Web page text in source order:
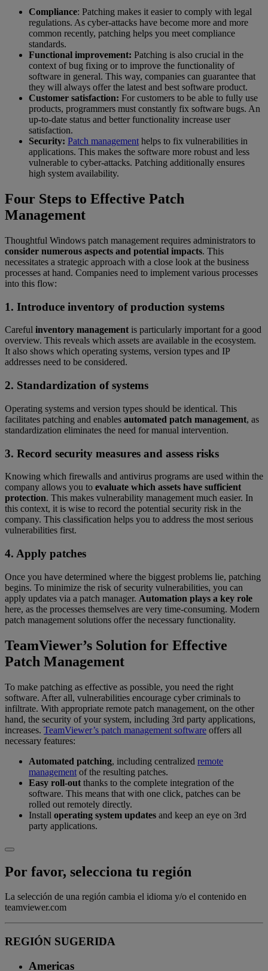
Compliance: Patching makes it easier to comply with legal
regulations. As cyber-attacks have become more and more
common recently, patching helps you meet compliance
standards.
Functional improvement: Patching is also crucial in the
context of bug fixing or to improve the functionality of
software in general. This way, companies can guarantee that
they will always offer the latest and best software product.
Customer satisfaction: For customers to be able to fully use
products, programmers must constantly fix software bugs. An
up-to-date status and better functionality increase user
satisfaction.
Security: Patch management helps to fix vulnerabilities in
applications. This makes the software more robust and less
vulnerable to cyber-attacks. Patching additionally ensures
high system availability.
Four Steps to Effective Patch
Management
Thoughtful Windows patch management requires administrators to
consider numerous aspects and potential impacts. This
necessitates a strategic approach with a close look at the business
processes at hand. Companies need to implement various processes
into this flow:
1. Introduce inventory of production systems
Careful inventory management is particularly important for a good
overview. This reveals which assets are available in the ecosystem.
It also shows which operating systems, version types and IP
addresses need to be considered.
2. Standardization of systems
Operating systems and version types should be identical. This
facilitates patching and enables automated patch management, as
standardization eliminates the need for manual intervention.
3. Record security measures and assess risks
Knowing which firewalls and antivirus programs are used within the
company allows you to evaluate which assets have sufficient
protection. This makes vulnerability management much easier. In
this context, it is wise to record the potential security risk in the
company. This classification helps you to address the most serious
vulnerabilities first.
4. Apply patches
Once you have determined where the biggest problems lie, patching
begins. To minimize the risk of security vulnerabilities, you can
apply updates via a patch manager. Automation plays a key role
here, as the processes themselves are very time-consuming. Modern
patch management solutions offer the necessary functionality.
TeamViewer’s Solution for Effective
Patch Management
To make patching as effective as possible, you need the right
software. After all, vulnerabilities encourage cyber criminals to
infiltrate. With appropriate remote patch management, on the other
hand, the security of your system, including 3rd party applications,
increases. TeamViewer’s patch management software offers all
necessary features:
Automated patching, including centralized remote
management of the resulting patches.
Easy roll-out thanks to the complete integration of the
software. This means that with one click, patches can be
rolled out remotely directly.
Install operating system updates and keep an eye on 3rd
party applications.
Por favor, selecciona tu región
La selección de una región cambia el idioma y/o el contenido en
teamviewer.com
REGIÓN SUGERIDA
Americas